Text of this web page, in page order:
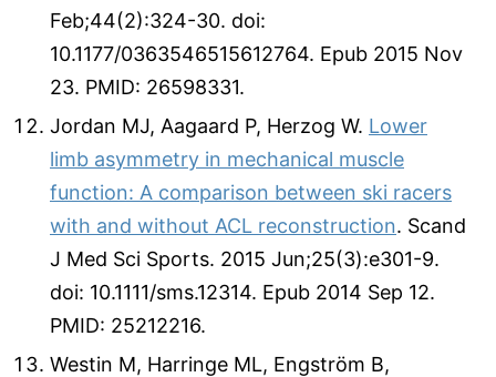
Feb;44(2):324-30. doi:
10.1177/0363546515612764. Epub 2015 Nov
23. PMID: 26598331.
Jordan MJ, Aagaard P, Herzog W. Lower
limb asymmetry in mechanical muscle
function: A comparison between ski racers
with and without ACL reconstruction. Scand
J Med Sci Sports. 2015 Jun;25(3):e301-9.
doi: 10.1111/sms.12314. Epub 2014 Sep 12.
PMID: 25212216.
Westin M, Harringe ML, Engström B,